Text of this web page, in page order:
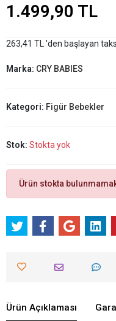
1.499,90 TL
263,41 TL 'den başlayan
Marka: CRY BABIES
Kategori: Figür Bebekler
Stok: Stokta yok
Ürün stokta
Ürün Açıklaması